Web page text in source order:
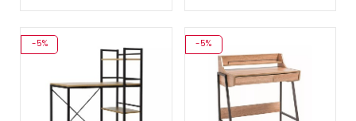
-5% -5%